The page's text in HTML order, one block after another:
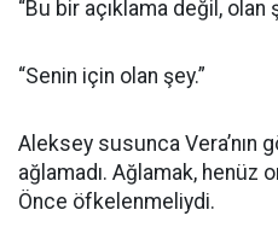
“Bu bir açıklama değil, olan
“Senin için olan şey.”
Aleksey susunca Vera’nın
ağlamadı. Ağlamak, henüz
Önce öfkelenmeliydi.